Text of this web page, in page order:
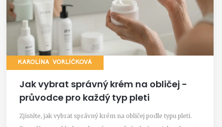
KAROLÍNA VORLÍČKOVÁ
Jak vybrat správný krém na obličej -
průvodce pro každý typ pleti
Zjistěte, jak vybrat správný krém na obličej podle typu pleti.